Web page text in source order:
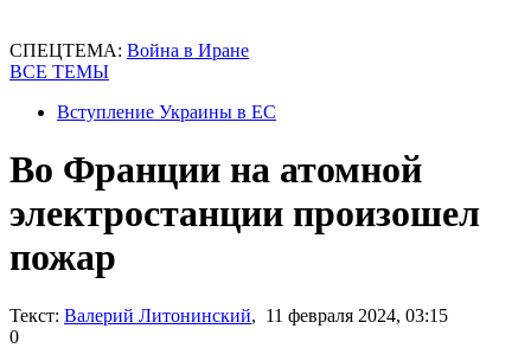
СПЕЦТЕМА: Война в Иране
ВСЕ ТЕМЫ
Вступление Украины в ЕС
Во Франции на атомной
электростанции произошел
пожар
Текст: Валерий Литонинский, 11 февраля 2024, 03:15
0